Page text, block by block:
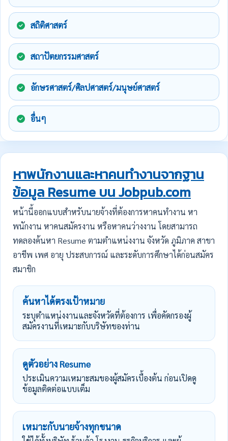
สถิติศาสตร์
สถาปัตยกรรมศาสตร์
อักษรศาสตร์/ศิลปศาสตร์/มนุษย์ศาสตร์
อื่นๆ
หาพนักงานและหาคนทำงานจากฐาน
ข้อมูล Resume บน Jobpub.com
หน้านี้ออกแบบสำหรับนายจ้างที่ต้องการหาคนทำงาน หา
พนักงาน หาคนสมัครงาน หรือหาคนว่างงาน โดยสามารถ
ทดลองค้นหา Resume ตามตำแหน่งงาน จังหวัด ภูมิภาค สาขา
อาชีพ เพศ อายุ ประสบการณ์ และระดับการศึกษาได้ก่อนสมัคร
สมาชิก
ค้นหาได้ตรงเป้าหมาย
ระบุตำแหน่งงานและจังหวัดที่ต้องการ เพื่อคัดกรองผู้
สมัครงานที่เหมาะกับบริษัทของท่าน
ดูตัวอย่าง Resume
ประเมินความเหมาะสมของผู้สมัครเบื้องต้น ก่อนเปิดดู
ข้อมูลติดต่อแบบเต็ม
เหมาะกับนายจ้างทุกขนาด